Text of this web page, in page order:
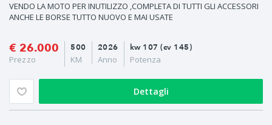
VENDO LA MOTO PER INUTILIZZO ,COMPLETA DI TUTTI GLI ACCESSORI
ANCHE LE BORSE TUTTO NUOVO E MAI USATE
€ 26.000
Prezzo
2026
Anno
500
KM
kw 107 (cv 145)
Potenza
Dettagli